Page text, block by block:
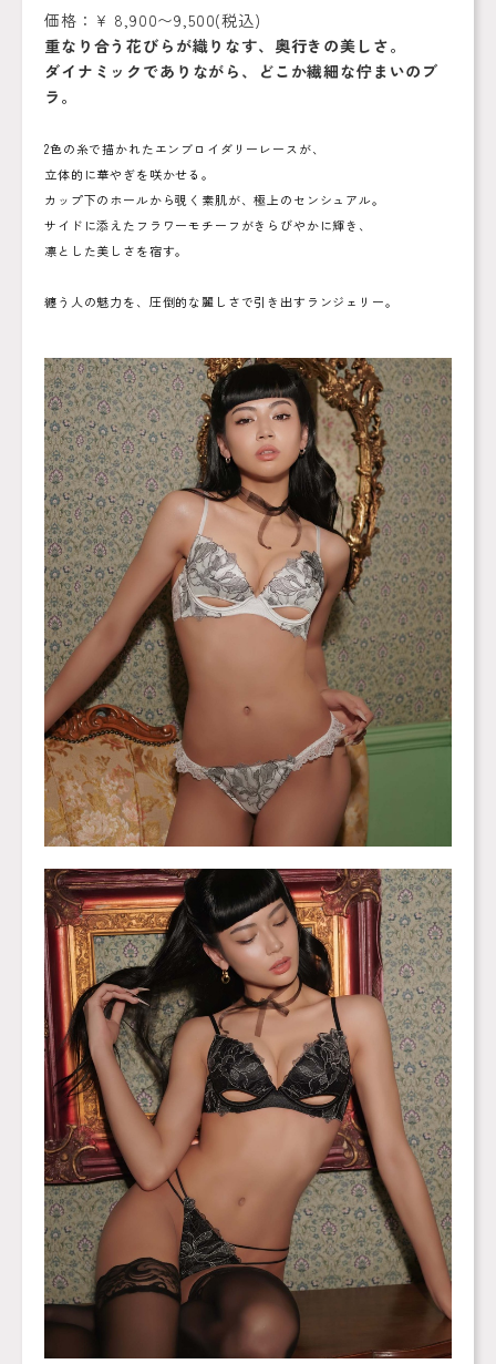
価格：¥ 8,900〜9,500(税込)
重なり合う花びらが織りなす、奥行きの美しさ。
ダイナミックでありながら、どこか繊細な佇まいのブ
ラ。
2色の糸で描かれたエンブロイダリーレースが、
立体的に華やぎを咲かせる。
カップ下のホールから覗く素肌が、極上のセンシュアル。
サイドに添えたフラワーモチーフがきらびやかに輝き、
凛とした美しさを宿す。
纏う人の魅力を、圧倒的な麗しさで引き出すランジェリー。